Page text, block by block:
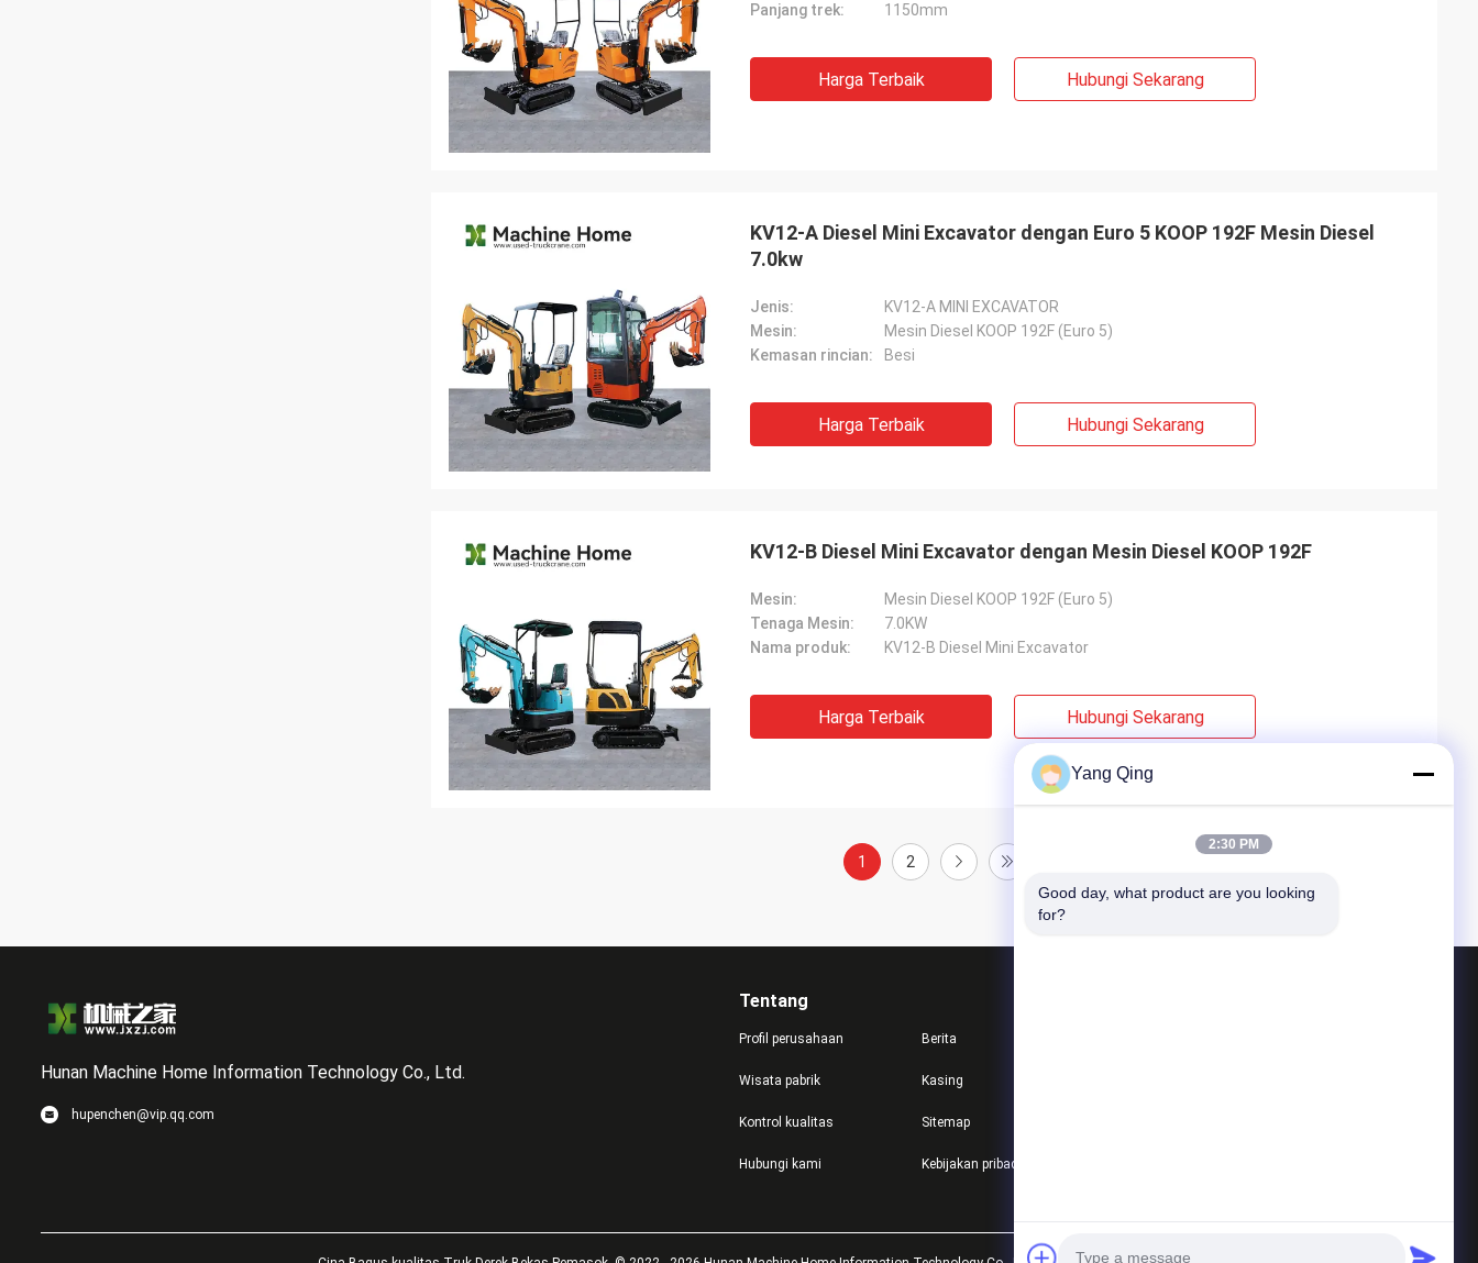
Panjang trek:
1150mm
Harga Terbaik Hubungi Sekarang
KV12-A Diesel Mini Excavator dengan Euro 5 KOOP 192F Mesin Diesel
7.0kw
Jenis:
KV12-A MINI EXCAVATOR
Mesin:
Mesin Diesel KOOP 192F (Euro 5)
Kemasan rincian:
Besi
Harga Terbaik Hubungi Sekarang
KV12-B Diesel Mini Excavator dengan Mesin Diesel KOOP 192F
Mesin:
Mesin Diesel KOOP 192F (Euro 5)
Tenaga Mesin:
7.0KW
Nama produk:
KV12-B Diesel Mini Excavator
Harga Terbaik Hubungi Sekarang
1 2
Hunan Machine Home Information Technology Co., Ltd.
hupenchen@vip.qq.com
Tentang
Profil perusahaan
Wisata pabrik
Kontrol kualitas
Hubungi kami
Berita
Kasing
Sitemap
Kebijakan pribadi
Yang Qing
2:30 PM
Good day, what product are you looking
for?